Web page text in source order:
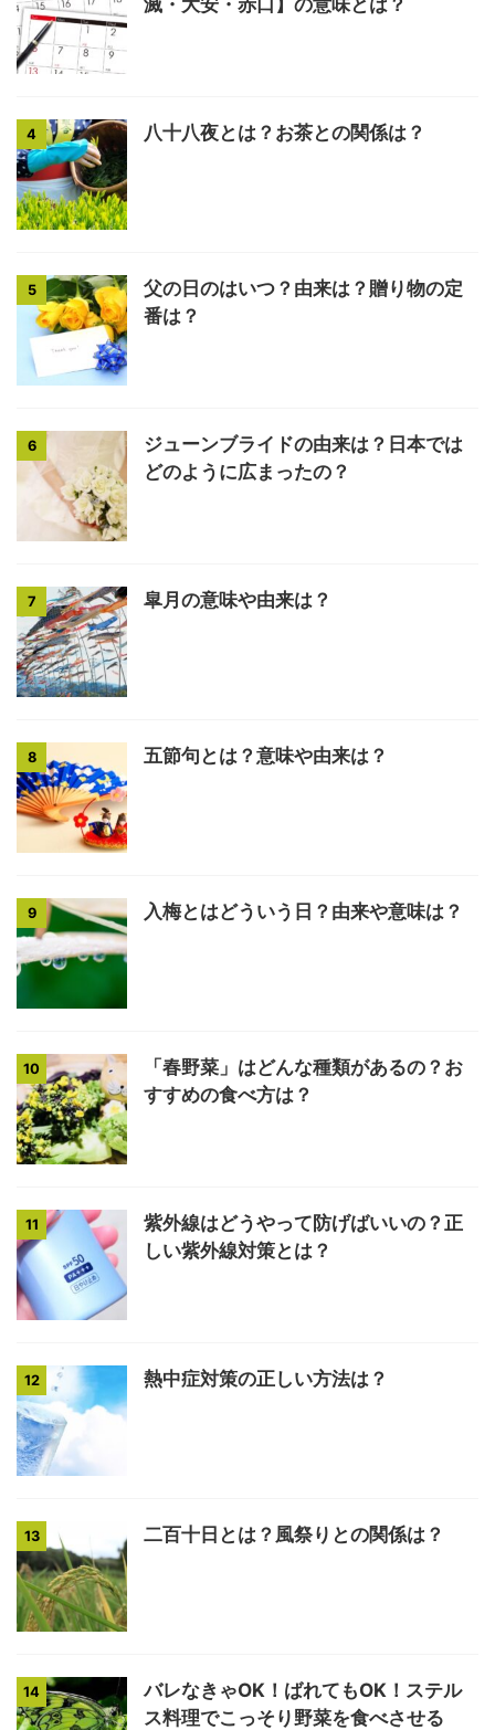
4 八十八夜とは？お茶との関係は？
5
父の日のはいつ？由来は？贈り物の定
番は？
6
ジューンブライドの由来は？日本では
どのように広まったの？
7 皐月の意味や由来は？
8 五節句とは？意味や由来は？
9 入梅とはどういう日？由来や意味は？
10
「春野菜」はどんな種類があるの？お
すすめの食べ方は？
11
紫外線はどうやって防げばいいの？正
しい紫外線対策とは？
12 熱中症対策の正しい方法は？
13 二百十日とは？風祭りとの関係は？
14
バレなきゃOK！ばれてもOK！ステル
ス料理でこっそり野菜を食べさせる